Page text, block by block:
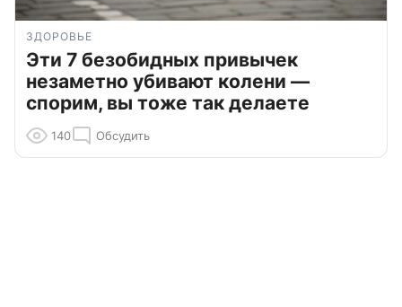
ЗДОРОВЬЕ
Эти 7 безобидных привычек
незаметно убивают колени —
спорим, вы тоже так делаете
140 Обсудить